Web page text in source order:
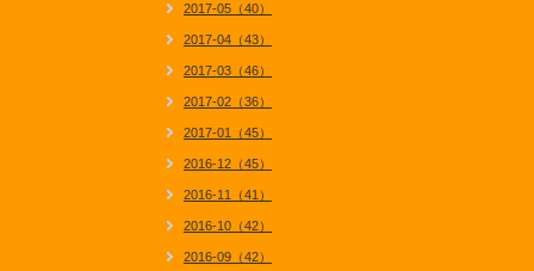
2017-05（40）
2017-04（43）
2017-03（46）
2017-02（36）
2017-01（45）
2016-12（45）
2016-11（41）
2016-10（42）
2016-09（42）